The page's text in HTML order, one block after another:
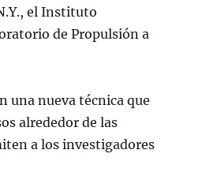
el Instituto
de Propulsión a
una nueva técnica que
alrededor de las
a los investigadores